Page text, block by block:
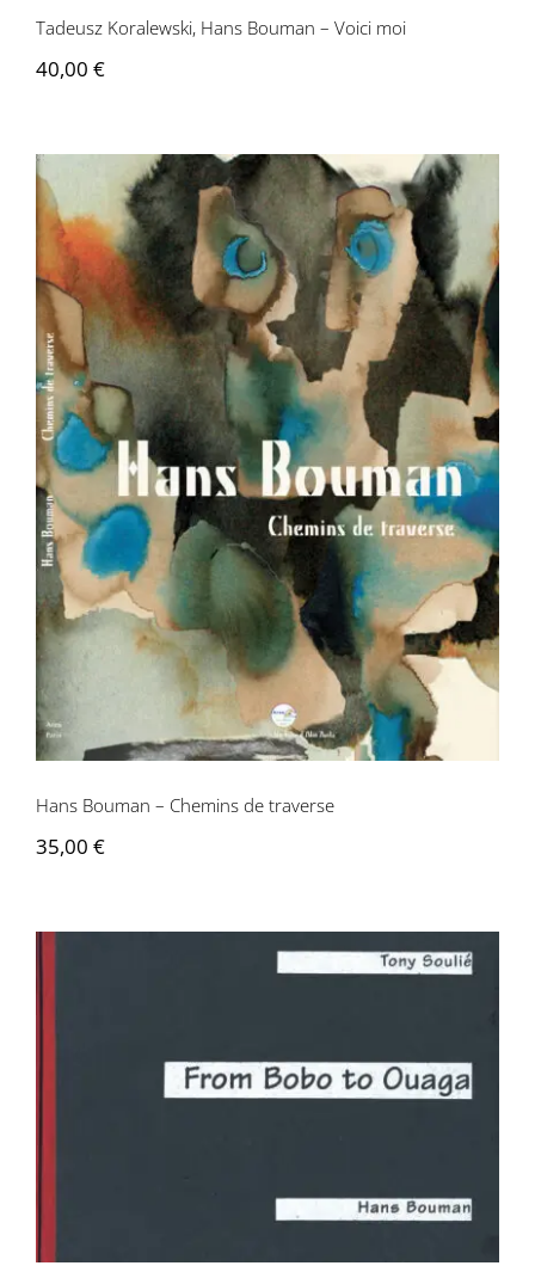
Tadeusz Koralewski, Hans Bouman – Voici moi
40,00 €
Hans Bouman – Chemins de traverse
Hans Bouman – Chemins de traverse
35,00 €
Hans Bouman – From Bobo to Ouaga